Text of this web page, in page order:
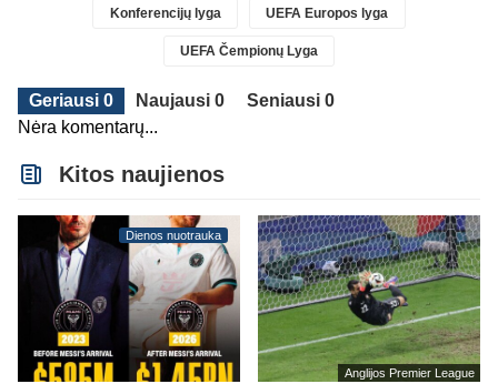
Konferencijų lyga UEFA Europos lyga
UEFA Čempionų Lyga
Geriausi 0 Naujausi 0
Seniausi 0
Nėra komentarų...
Kitos naujienos
Dienos nuotrauka
Anglijos Premier League